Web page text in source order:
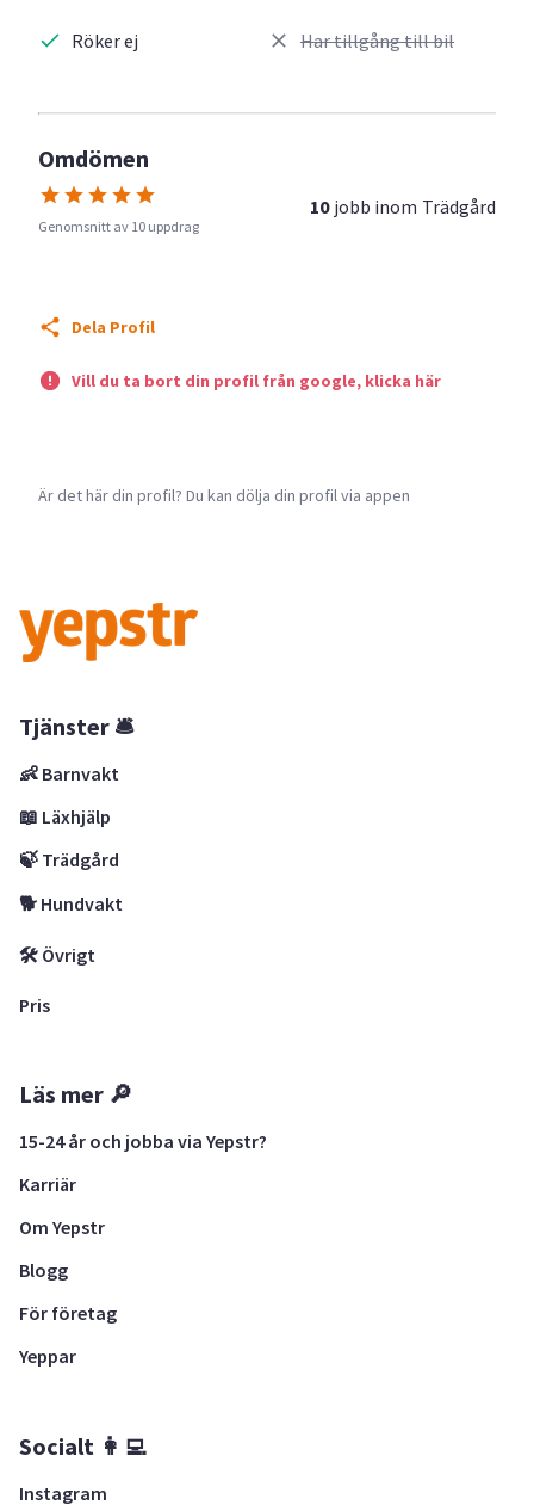
Röker ej Har tillgång till bil
Omdömen
Genomsnitt av 10 uppdrag
10 jobb inom Trädgård
Dela Profil
Vill du ta bort din profil från google, klicka här
Är det här din profil? Du kan dölja din profil via appen
Tjänster 🛎
👶 Barnvakt
📖 Läxhjälp
🍃 Trädgård
🐕 Hundvakt
🛠 Övrigt
Pris
Läs mer 🔎
15-24 år och jobba via Yepstr?
Karriär
Om Yepstr
Blogg
För företag
Yeppar
Socialt 👩‍💻
Instagram